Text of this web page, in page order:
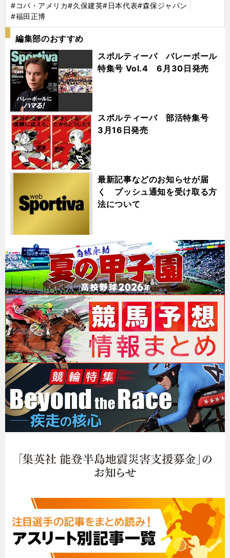
#コパ・アメリカ#久保建英#日本代表#森保ジャパン
#福田正博
編集部のおすすめ
スポルティーバ バレーボール
特集号 Vol.4 6月30日発売
スポルティーバ 部活特集号
3月16日発売
最新記事などのお知らせが届
く プッシュ通知を受け取る方
法について